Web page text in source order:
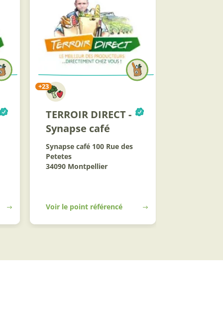
+23
TERROIR DIRECT -
Synapse café
Synapse café 100 Rue des
Petetes
34090 Montpellier
Voir le point référencé